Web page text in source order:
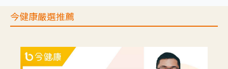
今健康嚴選推薦